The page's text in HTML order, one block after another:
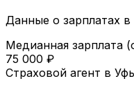
Данные о зарплатах в
Медианная зарплата
75 000 ₽
Страховой агент в